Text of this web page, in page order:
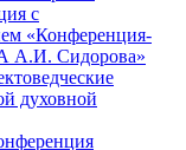
с
«Конференция-
А.И. Сидорова»
духовной